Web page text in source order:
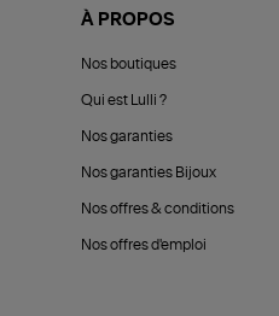
À PROPOS
Nos boutiques
Qui est Lulli ?
Nos garanties
Nos garanties Bijoux
Nos offres & conditions
Nos offres d'emploi